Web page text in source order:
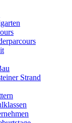
Strand